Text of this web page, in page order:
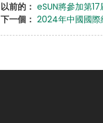
以前的： eSUN將參加第
下一個： 2024年中國國際